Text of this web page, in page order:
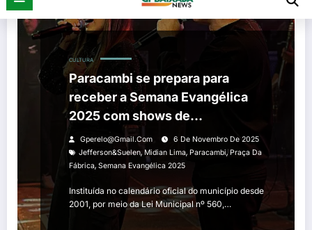
CULTURA
Paracambi se prepara para
receber a Semana Evangélica
2025 com shows de
Jefferson&Suelen e Midian Lima
na Praça da Fábrica
Gperelo@gmail.com
6 De Novembro De 2025
Jefferson&Suelen, Midian Lima, Paracambi,Praça Da
Fábrica, Semana Evangélica 2025
Instituída no calendário oficial do município desde
2001, por meio da Lei Municipal nº 560,…